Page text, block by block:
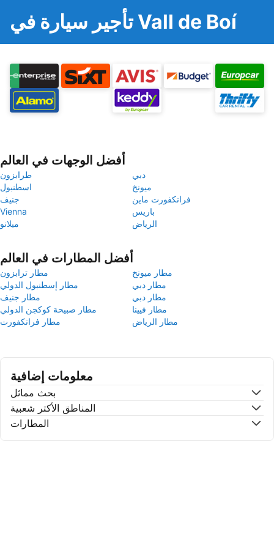
تأجير سيارة في Vall de Boí
أفضل الوجهات في العالم
طرابزون
دبي
اسطنبول
ميونخ
جنيف
فرانكفورت ماين
Vienna
باريس
ميلانو
الرياض
أفضل المطارات في العالم
مطار ترابزون
مطار ميونخ
مطار إسطنبول الدولي
مطار دبي
مطار جنيف
مطار دبي
مطار صبيحة كوكجن الدولي
مطار فيينا
مطار فرانكفورت
مطار الرياض
معلومات إضافية
بحث مماثل
المناطق الأكتر شعبية
المطارات